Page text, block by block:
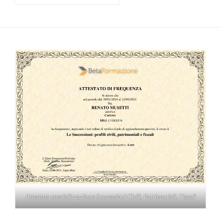
Attestato specializzazione Successioni Civili, Patrimoniali, Fiscali